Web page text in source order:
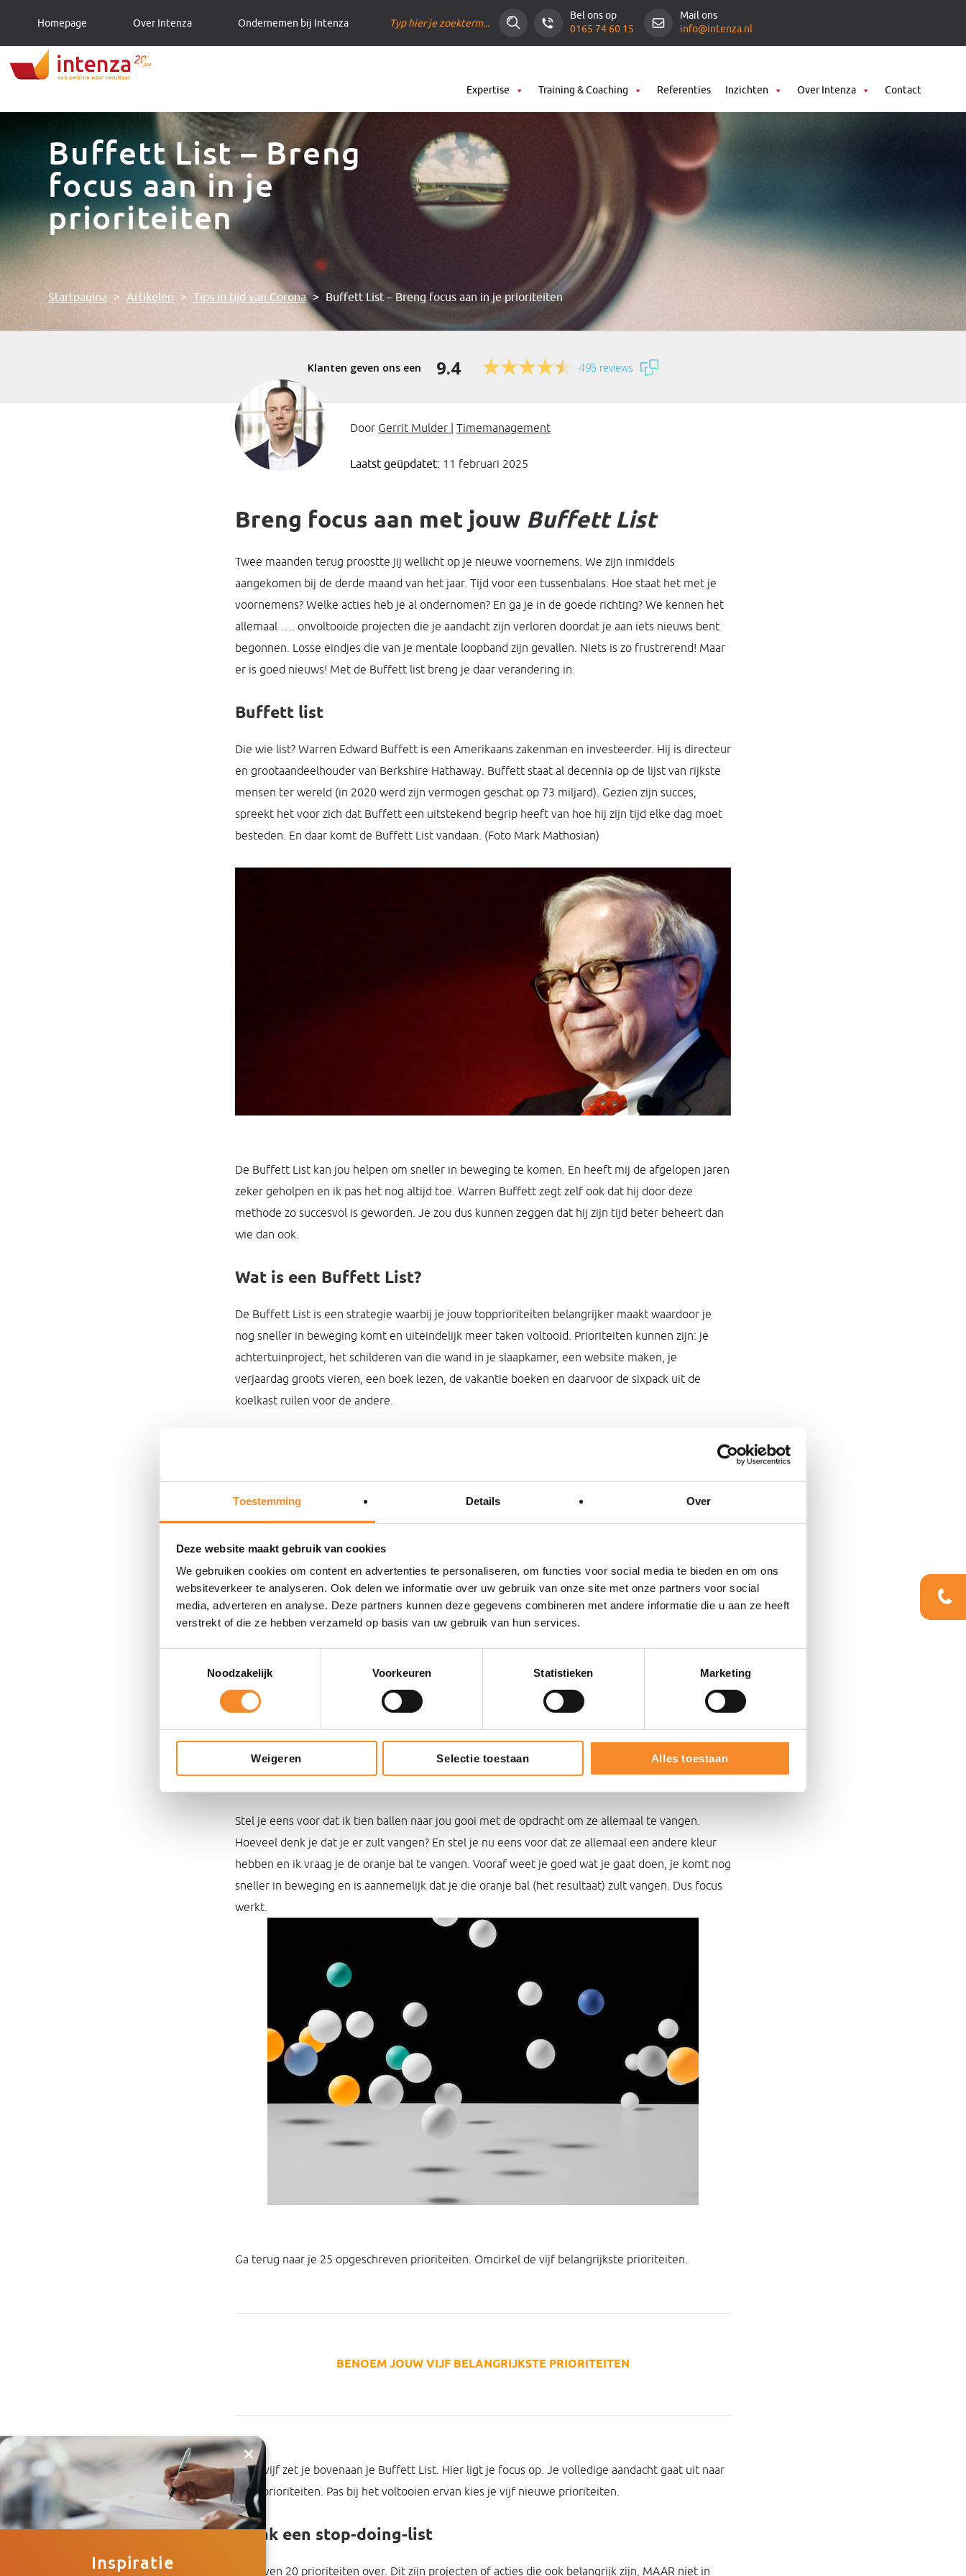
Toestemming Details Over
Deze website maakt gebruik van cookies
We gebruiken cookies om content en advertenties te personaliseren, om functies voor social media te bieden en om ons
websiteverkeer te analyseren. Ook delen we informatie over uw gebruik van onze site met onze partners voor social
media, adverteren en analyse. Deze partners kunnen deze gegevens combineren met andere informatie die u aan ze heeft
verstrekt of die ze hebben verzameld op basis van uw gebruik van hun services.
Noodzakelijk
Voorkeuren Statistieken Marketing
Weigeren Selectie toestaan Alles toestaan
Homepage Over Intenza Ondernemen bij Intenza
Bel ons op
0165 74 60 15
Mail ons
info@intenza.nl
Expertise Training & Coaching Referenties Inzichten Over Intenza Contact
Startpagina > Artikelen > Tips in tijd van Corona > Buffett List – Breng focus aan in je prioriteiten
Buffett List – Breng
focus aan in je
prioriteiten
9.4 495 reviews
Door Gerrit Mulder | Timemanagement
Laatst geüpdatet: 11 februari 2025
Breng focus aan met jouw Buffett List
Twee maanden terug proostte jij wellicht op je nieuwe voornemens. We zijn inmiddels
aangekomen bij de derde maand van het jaar. Tijd voor een tussenbalans. Hoe staat het met je
voornemens? Welke acties heb je al ondernomen? En ga je in de goede richting? We kennen het
allemaal …. onvoltooide projecten die je aandacht zijn verloren doordat je aan iets nieuws bent
begonnen. Losse eindjes die van je mentale loopband zijn gevallen. Niets is zo frustrerend! Maar
er is goed nieuws! Met de Buffett list breng je daar verandering in.
Buffett list
Die wie list? Warren Edward Buffett is een Amerikaans zakenman en investeerder. Hij is directeur
en grootaandeelhouder van Berkshire Hathaway. Buffett staat al decennia op de lijst van rijkste
mensen ter wereld (in 2020 werd zijn vermogen geschat op 73 miljard). Gezien zijn succes,
spreekt het voor zich dat Buffett een uitstekend begrip heeft van hoe hij zijn tijd elke dag moet
besteden. En daar komt de Buffett List vandaan. (Foto Mark Mathosian)
De Buffett List kan jou helpen om sneller in beweging te komen. En heeft mij de afgelopen jaren
zeker geholpen en ik pas het nog altijd toe. Warren Buffett zegt zelf ook dat hij door deze
methode zo succesvol is geworden. Je zou dus kunnen zeggen dat hij zijn tijd beter beheert dan
wie dan ook.
Wat is een Buffett List?
De Buffett List is een strategie waarbij je jouw topprioriteiten belangrijker maakt waardoor je
nog sneller in beweging komt en uiteindelijk meer taken voltooid. Prioriteiten kunnen zijn: je
achtertuinproject, het schilderen van die wand in je slaapkamer, een website maken, je
verjaardag groots vieren, een boek lezen, de vakantie boeken en daarvoor de sixpack uit de
koelkast ruilen voor de andere.
SCHRIJF JOUW 25 PRIORITEITEN OP
Je zult zien dat je sneller 25 prioriteiten hebt opgeschreven dan je in eerste instantie had
Dan nu de strategische zet die je gaat helpen.
Breng focus aan
Waarom is focus belangrijk? Het aanbrengen van focus zorgt er allereerst voor dat je beter weet
wat je gaat doen. Door minder je aandacht te verleggen naar andere zaken ben je effectiever.
Bovendien kom je nog gemakkelijker in beweging en zijn je resultaten hoger blijkt uit onderzoek
door Stanford University (zij bewezen tevens dat multitasking een fabeltje is).
Stel je eens voor dat ik tien ballen naar jou gooi met de opdracht om ze allemaal te vangen.
Hoeveel denk je dat je er zult vangen? En stel je nu eens voor dat ze allemaal een andere kleur
hebben en ik vraag je de oranje bal te vangen. Vooraf weet je goed wat je gaat doen, je komt nog
sneller in beweging en is aannemelijk dat je die oranje bal (het resultaat) zult vangen. Dus focus
werkt.
Ga terug naar je 25 opgeschreven prioriteiten. Omcirkel de vijf belangrijkste prioriteiten.
BENOEM JOUW VIJF BELANGRIJKSTE PRIORITEITEN
Deze vijf zet je bovenaan je Buffett List. Hier ligt je focus op. Je volledige aandacht gaat uit naar
deze prioriteiten. Pas bij het voltooien ervan kies je vijf nieuwe prioriteiten.
Maak een stop-doing-list
Er blijven 20 prioriteiten over. Dit zijn projecten of acties die ook belangrijk zijn, MAAR niet in
×
Inspiratie